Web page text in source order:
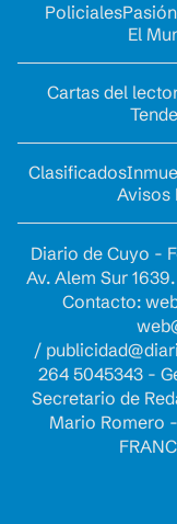
Policiales
El
Cartas del
Clasificados
Avisos
Diario de Cuyo -
Av. Alem Sur
Contacto:
/
264 5045343 -
Secretario de
Mario Romero